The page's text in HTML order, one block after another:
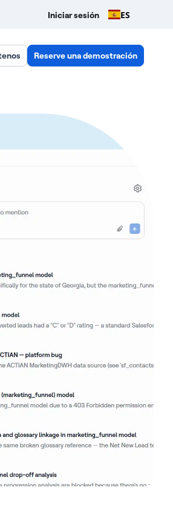
Iniciar sesión ES
Reserve una demostración